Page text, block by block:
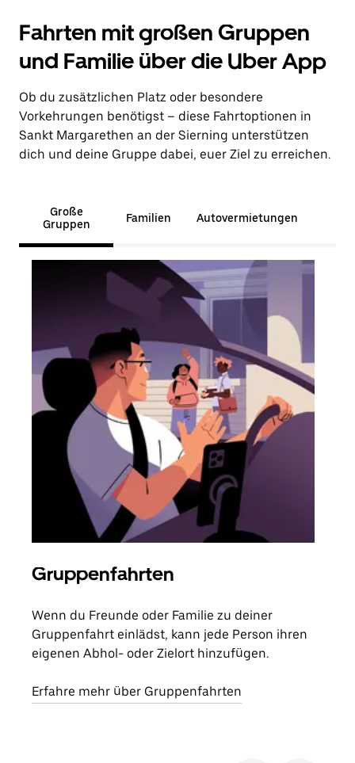
Fahrten mit großen Gruppen
und Familie über die Uber App
Ob du zusätzlichen Platz oder besondere
Vorkehrungen benötigst – diese Fahrtoptionen in
Sankt Margarethen an der Sierning unterstützen
dich und deine Gruppe dabei, euer Ziel zu erreichen.
Große
Gruppen
Familien Autovermietungen
Gruppenfahrten
Wenn du Freunde oder Familie zu deiner
Gruppenfahrt einlädst, kann jede Person ihren
eigenen Abhol- oder Zielort hinzufügen.
Erfahre mehr über Gruppenfahrten